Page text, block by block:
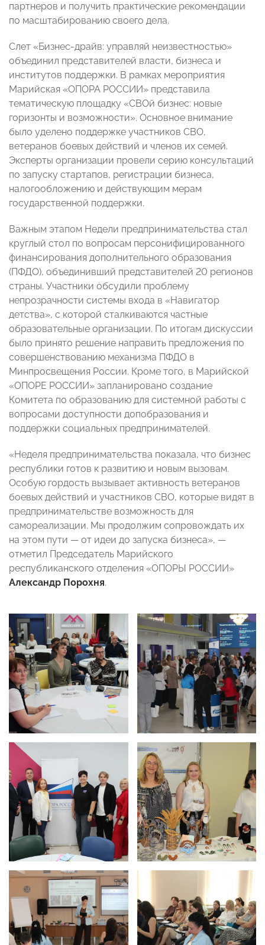
партнеров и получить практические рекомендации
по масштабированию своего дела.
Слет «Бизнес-драйв: управляй неизвестностью»
объединил представителей власти, бизнеса и
институтов поддержки. В рамках мероприятия
Марийская «ОПОРА РОССИИ» представила
тематическую площадку «СВОй бизнес: новые
горизонты и возможности». Основное внимание
было уделено поддержке участников СВО,
ветеранов боевых действий и членов их семей.
Эксперты организации провели серию консультаций
по запуску стартапов, регистрации бизнеса,
налогообложению и действующим мерам
государственной поддержки.
Важным этапом Недели предпринимательства стал
круглый стол по вопросам персонифицированного
финансирования дополнительного образования
(ПФДО), объединивший представителей 20 регионов
страны. Участники обсудили проблему
непрозрачности системы входа в «Навигатор
детства», с которой сталкиваются частные
образовательные организации. По итогам дискуссии
было принято решение направить предложения по
совершенствованию механизма ПФДО в
Минпросвещения России. Кроме того, в Марийской
«ОПОРЕ РОССИИ» запланировано создание
Комитета по образованию для системной работы с
вопросами доступности допобразования и
поддержки социальных предпринимателей.
«Неделя предпринимательства показала, что бизнес
республики готов к развитию и новым вызовам.
Особую гордость вызывает активность ветеранов
боевых действий и участников СВО, которые видят в
предпринимательстве возможность для
самореализации. Мы продолжим сопровождать их
на этом пути — от идеи до запуска бизнеса», —
отметил Председатель Марийского
республиканского отделения «ОПОРЫ РОССИИ»
Александр Порохня.